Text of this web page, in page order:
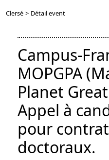
Clersé > Détail event
Campus-
MOPGPA
Planet
Appel à
pour
doctoraux.